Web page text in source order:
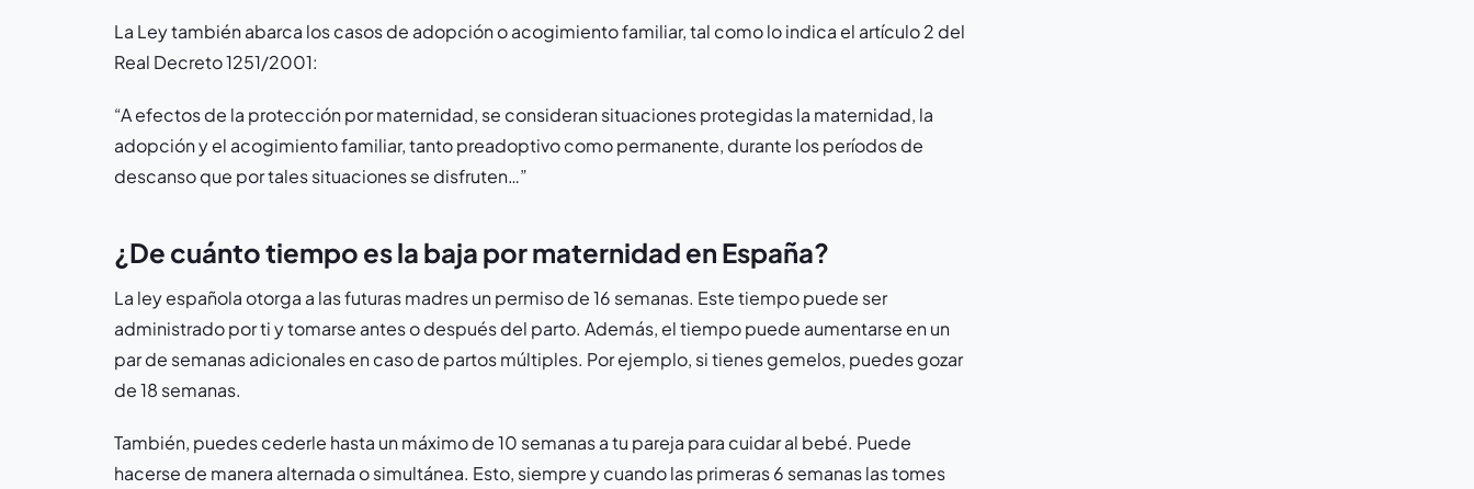
La Ley también abarca los casos de adopción o acogimiento familiar, tal como lo indica el artículo 2 del
Real Decreto 1251/2001:
“A efectos de la protección por maternidad, se consideran situaciones protegidas la maternidad, la
adopción y el acogimiento familiar, tanto preadoptivo como permanente, durante los períodos de
descanso que por tales situaciones se disfruten…”
¿De cuánto tiempo es la baja por maternidad en España?
La ley española otorga a las futuras madres un permiso de 16 semanas. Este tiempo puede ser
administrado por ti y tomarse antes o después del parto. Además, el tiempo puede aumentarse en un
par de semanas adicionales en caso de partos múltiples. Por ejemplo, si tienes gemelos, puedes gozar
de 18 semanas.
También, puedes cederle hasta un máximo de 10 semanas a tu pareja para cuidar al bebé. Puede
hacerse de manera alternada o simultánea. Esto, siempre y cuando las primeras 6 semanas las tomes